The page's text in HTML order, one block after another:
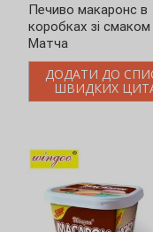
Печиво макаронс в
коробках зі смаком
Матча
ДОДАТИ ДО
ШВИДКИХ